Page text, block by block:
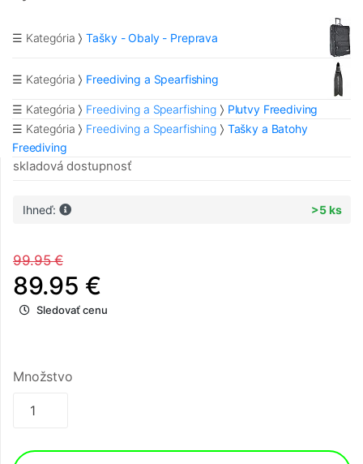
☰ Kategória Tašky - Obaly - Preprava
☰ Kategória Freediving a Spearfishing
☰ Kategória Freediving a Spearfishing
Plutvy Freediving
☰ Kategória
Freediving a Spearfishing
Tašky a Batohy
Freediving
skladová dostupnosť
Ihneď: >5 ks
99.95 €
89.95 €
Sledovať cenu
Množstvo